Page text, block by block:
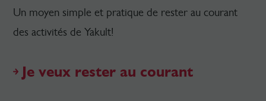
Un moyen simple et pratique de rester au courant
des activités de Yakult!
Je veux rester au courant